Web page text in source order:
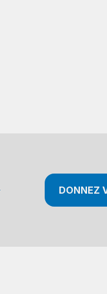
DONNEZ